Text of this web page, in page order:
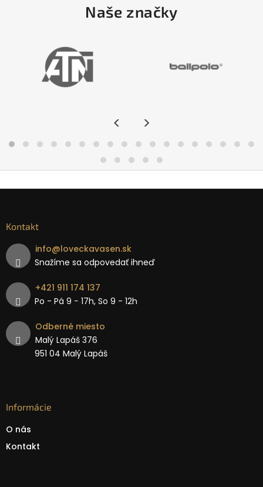
Naše značky
< >
Kontakt
info@loveckavasen.sk
Snažíme sa odpovedať ihneď
+421 911 174 137
Po - Pá 9 − 17h, So 9 - 12h
Odberné miesto
Malý Lapáš 376
951 04 Malý Lapáš
Informácie
O nás
Kontakt